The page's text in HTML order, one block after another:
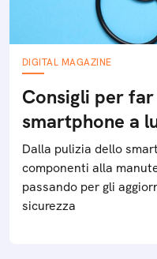
DIGITAL MAGAZINE
Consigli per
smartphone a
Dalla pulizia dello
componenti alla
passando per gli
sicurezza